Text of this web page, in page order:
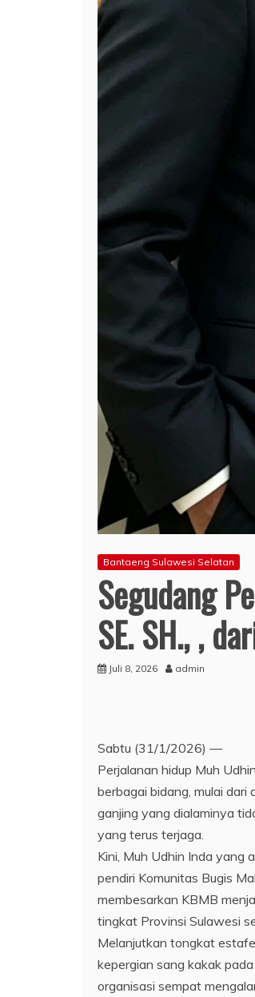
Bantaeng Sulawesi Selatan
Segudang
SE. SH., ,
Juli 8, 2026 admin
Sabtu (31/1/2026) —
Perjalanan hidup Muh
berbagai bidang, mulai
ganjing yang dialaminya
yang terus terjaga.
Kini, Muh Udhin Inda yang
pendiri Komunitas Bugis
membesarkan KBMB
tingkat Provinsi Sulawesi
Melanjutkan tongkat
kepergian sang kakak
organisasi sempat